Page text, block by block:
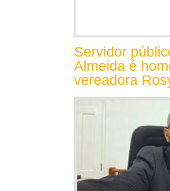
Servidor
Almeida é
vereadora